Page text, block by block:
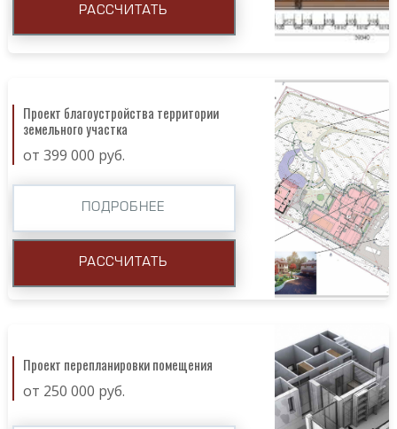
РАССЧИТАТЬ
Проект благоустройства территории
земельного участка
от 399 000 руб.
ПОДРОБНЕЕ
РАССЧИТАТЬ
Проект перепланировки помещения
от 250 000 руб.